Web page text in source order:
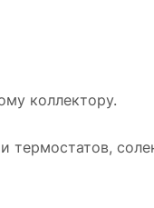
коллектору.
термостатов,